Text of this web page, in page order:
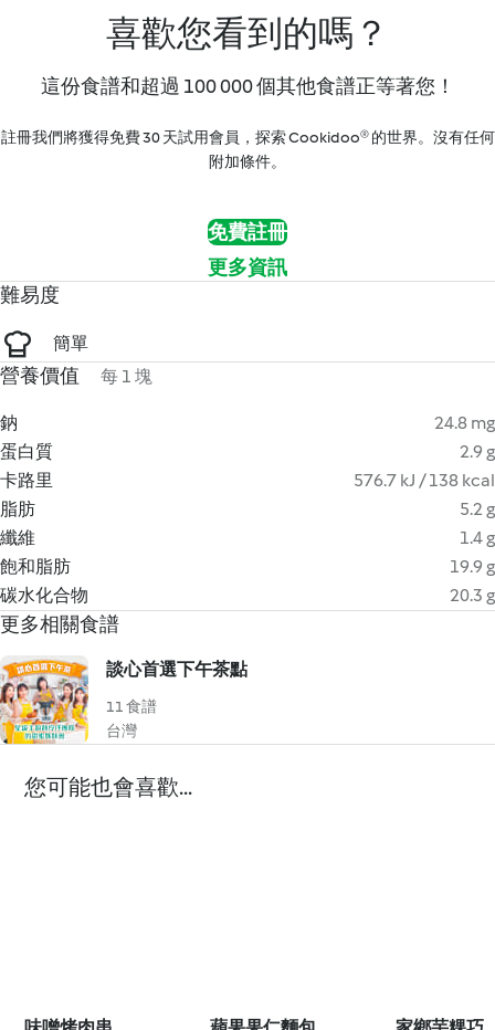
喜歡您看到的嗎？
這份食譜和超過 100 000 個其他食譜正等著您！
註冊我們將獲得免費 30 天試用會員，探索 Cookidoo® 的世界。沒有任何
附加條件。
免費註冊
更多資訊
難易度
簡單
營養價值 每 1 塊
鈉
24.8 mg
蛋白質
2.9 g
卡路里
576.7 kJ / 138 kcal
脂肪
5.2 g
纖維
1.4 g
飽和脂肪
19.9 g
碳水化合物
20.3 g
更多相關食譜
談心首選下午茶點
11 食譜
台灣
您可能也會喜歡...